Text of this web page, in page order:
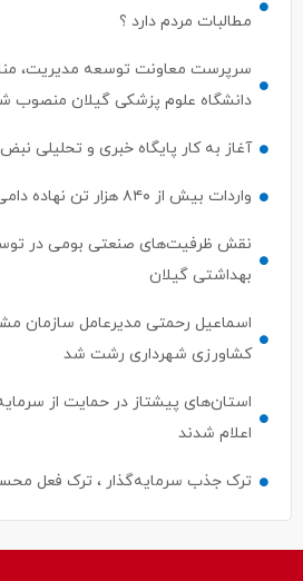
مطالبات مردم دارد ؟
سرپرست معاونت توسعه مدیریت،
دانشگاه علوم پزشکی گیلان منصوب
آغاز به کار پایگاه خبری و تحلیلی
واردات بیش از ۸۴۰ هزار تن نهاده دامی از بنادر كاسپین و انزلی
نقش ظرفیت‌های صنعتی بومی در
بهداشتی گیلان
اسماعیل رحمتی مدیرعامل سازمان
کشاورزی شهرداری رشت شد
استان‌های پیشتاز در حمایت از
اعلام شدند
ترک جذب سرمایه‌گذار ، ترک فعل